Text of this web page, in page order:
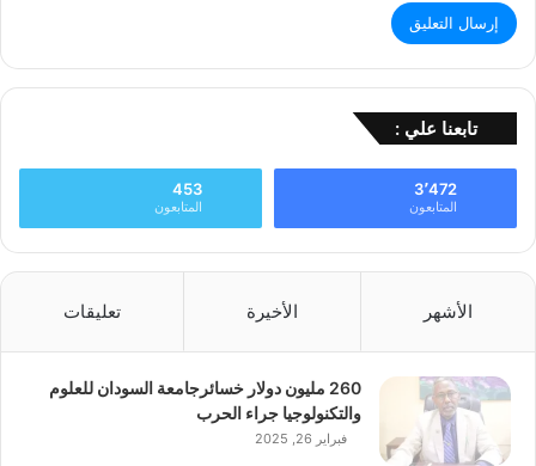
تابعنا علي :
3٬472
المتابعون
453
المتابعون
الأشهر الأخيرة تعليقات
260 مليون دولار خسائرجامعة السودان للعلوم
والتكنولوجيا جراء الحرب
فبراير 26, 2025